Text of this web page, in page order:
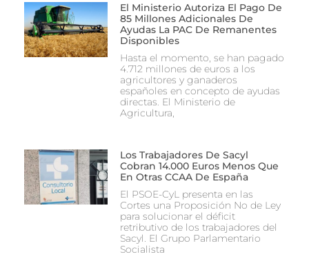
El Ministerio Autoriza El Pago De
85 Millones Adicionales De
Ayudas La PAC De Remanentes
Disponibles
Hasta el momento, se han pagado
4.712 millones de euros a los
agricultores y ganaderos
españoles en concepto de ayudas
directas. El Ministerio de
Agricultura,
Los Trabajadores De Sacyl
Cobran 14.000 Euros Menos Que
En Otras CCAA De España
El PSOE-CyL presenta en las
Cortes una Proposición No de Ley
para solucionar el déficit
retributivo de los trabajadores del
Sacyl. El Grupo Parlamentario
Socialista